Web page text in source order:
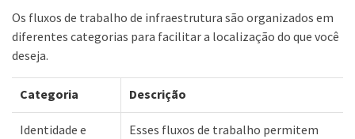
Os fluxos de trabalho de infraestrutura são organizados em
diferentes categorias para facilitar a localização do que você
deseja.
Categoria Descrição
Identidade e
Esses fluxos de trabalho permitem